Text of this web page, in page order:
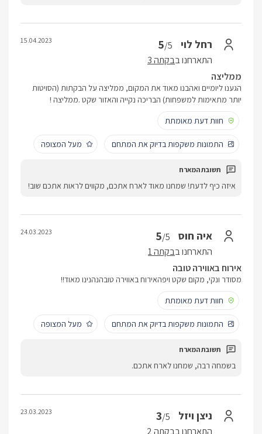
רחל לוי 5/5
התארחנו בבקתה 3
15.04.2023
ממליצה
הגענו ליומיים ואהבנו מאוד את המקום, ממליצה על הבקתות (הסויטות
יותר מתאימות למשפחות) הבריכה נקייה והאזור שקט .ממליצה !
חוות דעת מאומתת
התמונות משקפות בדיוק את המתחם מעל המצופה
איזה כיף לדעת! שמחנו מאוד לארח אתכם, מקווים לראות אתכם שוב!
איה חוס 5/5
התארחנו בבקתה 1
24.03.2023
אירוח באווירה טובה
מסודר ונקי, מקום שקט ויפהאירוח באווירה טובהנהנינו מאוד!!
חוות דעת מאומתת
התמונות משקפות בדיוק את המתחם מעל המצופה
בשמחה רבה, שמחנו לארח אתכם.
ניצן ויזל 3/5
התארחנו בבקתה 2
23.03.2023